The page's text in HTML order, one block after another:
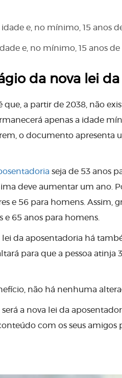
e, no mínimo, 15 anos
e, no mínimo, 15 anos
da nova lei
a partir de 2038, não
apenas a idade
o documento apresenta
seja de 53 anos
deve aumentar um ano.
e 56 para homens. Assim,
65 anos para homens.
da aposentadoria há
para que a pessoa atinja
não há nenhuma
a nova lei da
com os seus amigos